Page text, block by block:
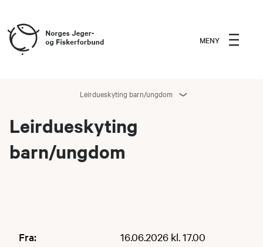
MENY
Leirdueskyting barn/ungdom
Leirdueskyting
barn/ungdom
Fra: 16.06.2026 kl. 17.00